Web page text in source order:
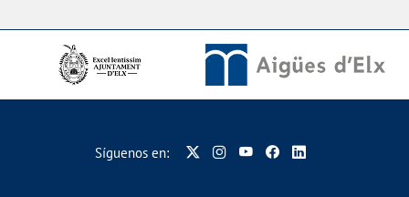
Síguenos en: